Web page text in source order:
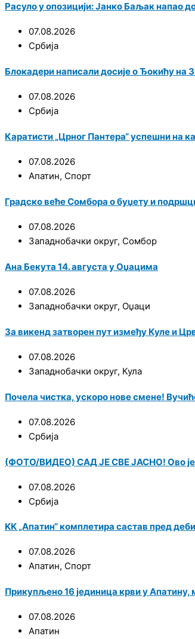
Расуло у опозицији: Јанко Баљак напао
07.08.2026
Србија
Блокадери написали досије о Ђокићу на
07.08.2026
Србија
Каратисти „Црног Пантера“ успешни на
07.08.2026
Апатин, Спорт
Градско веће Сомбора о буџету и
07.08.2026
Западнобачки округ, Сомбор
Ана Бекута 14. августа у Оџацима
07.08.2026
Западнобачки округ, Оџаци
За викенд затворен пут између Куле и
07.08.2026
Западнобачки округ, Кула
Почела чистка, ускоро нове смене!
07.08.2026
Србија
(ФОТО/ВИДЕО) САД ЈЕ СВЕ ЈАСНО! Ово је
07.08.2026
Србија
KK „Апатин“ комплетира састав пред
07.08.2026
Апатин, Спорт
Прикупљено 16 јединица крви у
07.08.2026
Апатин